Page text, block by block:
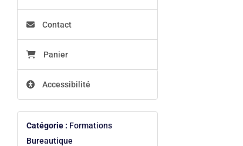
Contact
Panier
Accessibilité
Catégorie : Formations
Bureautique